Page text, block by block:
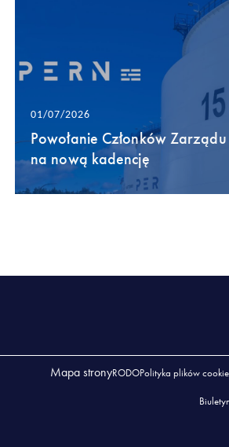
01/07/2026
Powołanie Członków Zarządu
na nową kadencję
Mapa stronyRODOPolityka plików